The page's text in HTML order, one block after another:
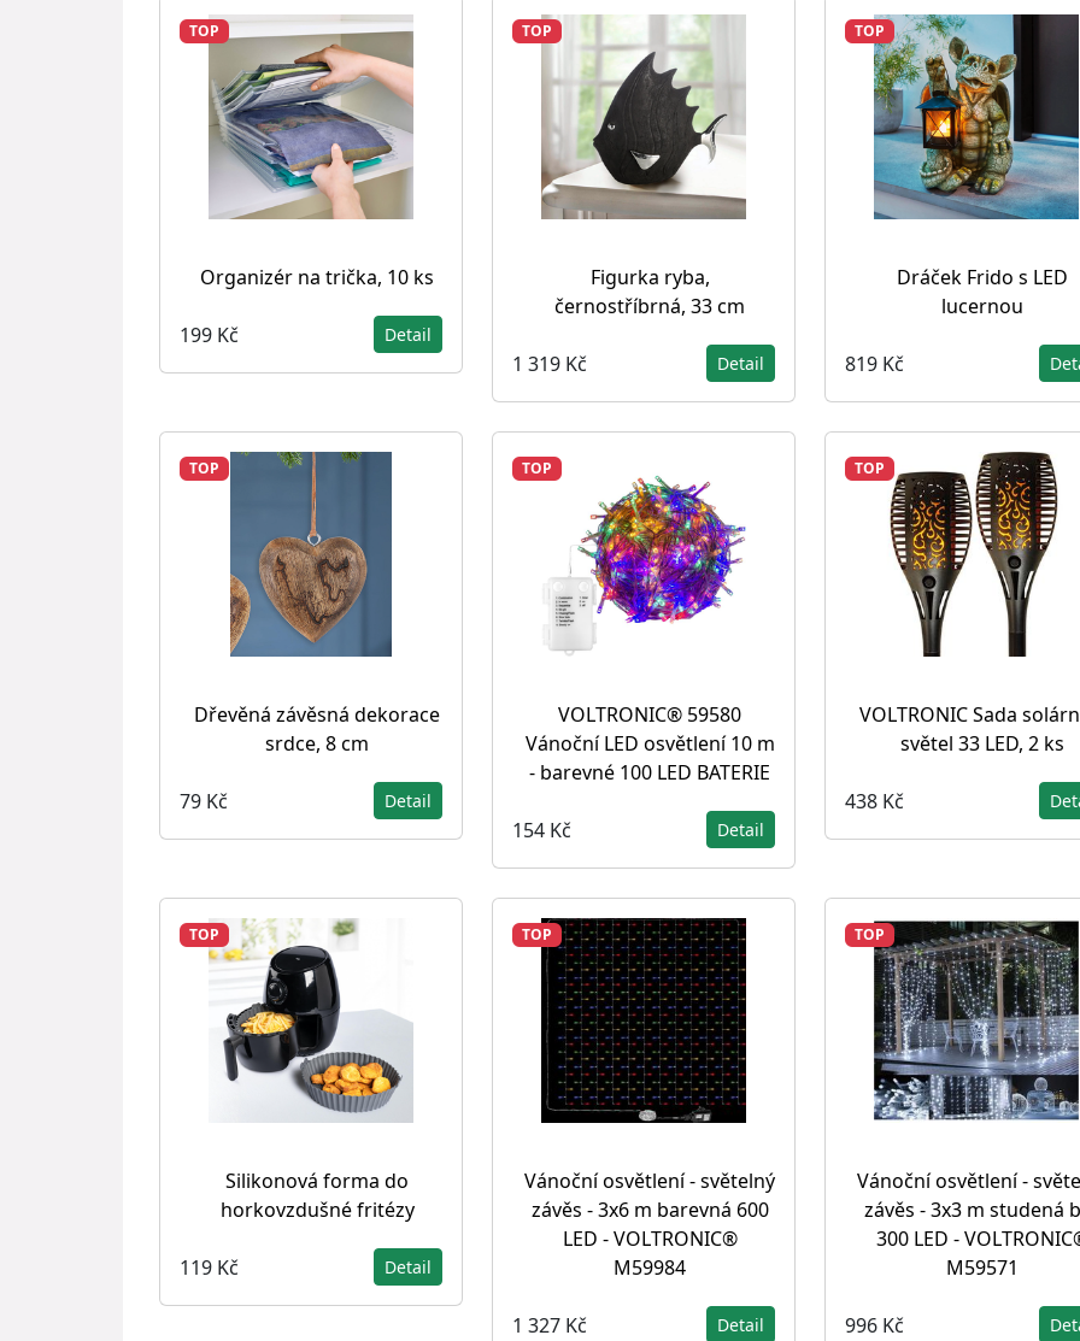
TOP
Organizér na trička, 10 ks
199 Kč Detail
TOP
Figurka ryba,
černostříbrná, 33 cm
1 319 Kč Detail
TOP
Dráček Frido s LED
lucernou
819 Kč
TOP
Dřevěná závěsná dekorace
srdce, 8 cm
79 Kč Detail
TOP
VOLTRONIC® 59580
Vánoční LED osvětlení 10 m
- barevné 100 LED BATERIE
154 Kč Detail
TOP
VOLTRONIC Sada
světel 33 LED, 2 ks
438 Kč
TOP
Silikonová forma do
horkovzdušné fritézy
119 Kč Detail
TOP
Vánoční osvětlení - světelný
závěs - 3x6 m barevná 600
LED - VOLTRONIC®
M59984
1 327 Kč Detail
TOP
Vánoční osvětlení -
závěs - 3x3 m studená
300 LED -
M59571
996 Kč